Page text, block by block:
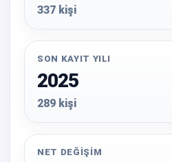
337 kişi
SON KAYIT YILI
2025
289 kişi
NET DEĞIŞIM